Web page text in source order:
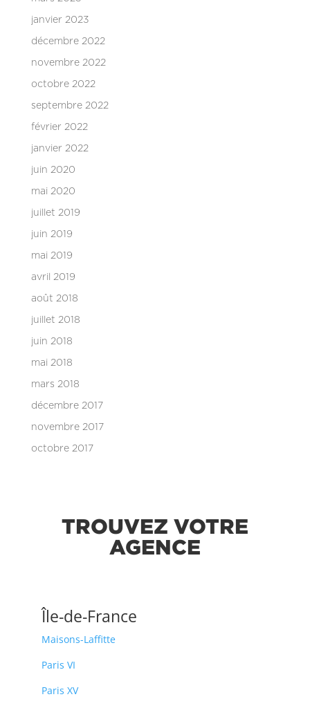
janvier 2023
décembre 2022
novembre 2022
octobre 2022
septembre 2022
février 2022
janvier 2022
juin 2020
mai 2020
juillet 2019
juin 2019
mai 2019
avril 2019
août 2018
juillet 2018
juin 2018
mai 2018
mars 2018
décembre 2017
novembre 2017
octobre 2017
TROUVEZ VOTRE
AGENCE
Île-de-France
Maisons-Laffitte
Paris VI
Paris XV